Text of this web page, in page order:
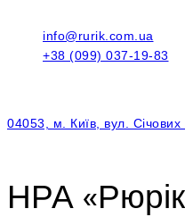
info@rurik.com.ua
+38 (099) 037-19-83
04053, м. Київ, вул. Січових
НРА